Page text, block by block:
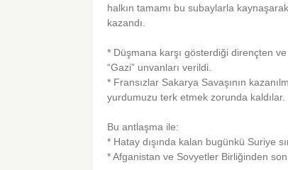
halkın tamamı bu subaylarla
kazandı.
* Düşmana karşı gösterdiği dirençten ve
“Gazi” unvanları verildi.
* Fransızlar Sakarya Savaşının
yurdumuzu terk etmek zorunda kaldılar.
Bu antlaşma ile:
* Hatay dışında kalan bugünkü Suriye
* Afganistan ve Sovyetler Birliğinden